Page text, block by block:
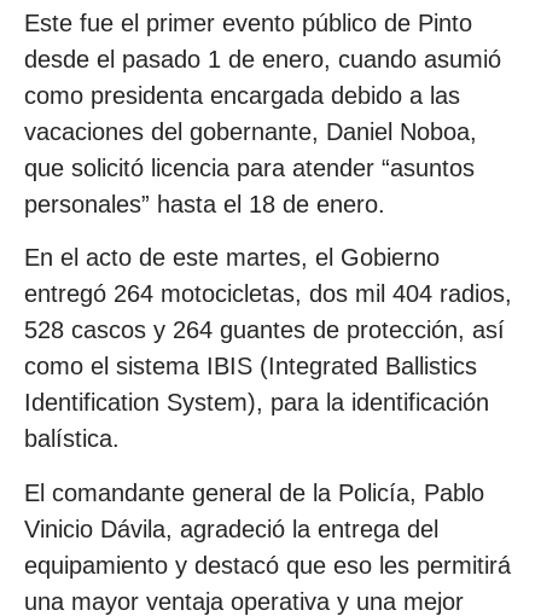
Este fue el primer evento público de Pinto
desde el pasado 1 de enero, cuando asumió
como presidenta encargada debido a las
vacaciones del gobernante, Daniel Noboa,
que solicitó licencia para atender “asuntos
personales” hasta el 18 de enero.
En el acto de este martes, el Gobierno
entregó 264 motocicletas, dos mil 404 radios,
528 cascos y 264 guantes de protección, así
como el sistema IBIS (Integrated Ballistics
Identification System), para la identificación
balística.
El comandante general de la Policía, Pablo
Vinicio Dávila, agradeció la entrega del
equipamiento y destacó que eso les permitirá
una mayor ventaja operativa y una mejor